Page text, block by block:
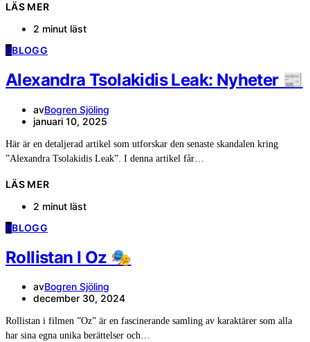
LÄS MER
2 minut läst
BBLOGG
Alexandra Tsolakidis Leak: Nyheter 📰
avBogren Sjöling
januari 10, 2025
Här är en detaljerad artikel som utforskar den senaste skandalen kring
”Alexandra Tsolakidis Leak”. I denna artikel får…
LÄS MER
2 minut läst
BBLOGG
Rollistan I Oz 🎭
avBogren Sjöling
december 30, 2024
Rollistan i filmen ”Oz” är en fascinerande samling av karaktärer som alla
har sina egna unika berättelser och…